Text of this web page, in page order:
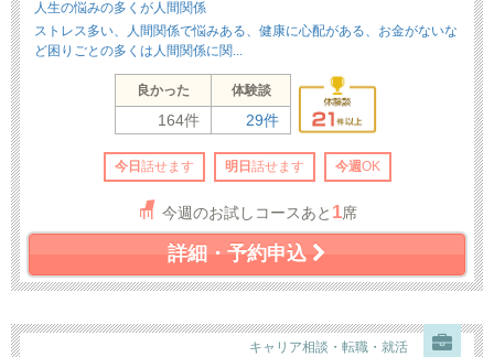
人生の悩みの多くが人間関係
ストレス多い、人間関係で悩みある、健康に心配がある、お金がないな
ど困りごとの多くは人間関係に関...
良かった 体験談
164件 29件
今日 話せます 明日 話せます 今週OK
今週のお試しコースあと 1席
詳細・予約申込
キャリア相談・転職・就活